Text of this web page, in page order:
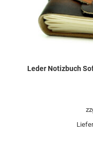
Leder Notizbuch